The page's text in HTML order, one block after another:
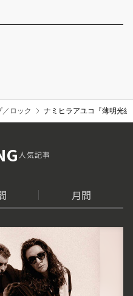
ロック ナミヒラアユコ『薄明光
人気記事
月間